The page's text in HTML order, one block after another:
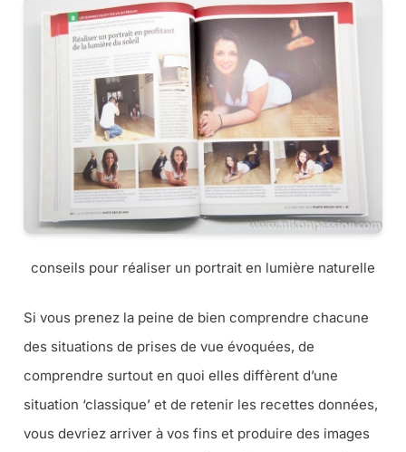
conseils pour réaliser un portrait en lumière naturelle
Si vous prenez la peine de bien comprendre chacune
des situations de prises de vue évoquées, de
comprendre surtout en quoi elles diffèrent d’une
situation ‘classique’ et de retenir les recettes données,
vous devriez arriver à vos fins et produire des images